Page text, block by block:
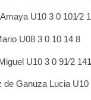
U10 3 0 101⁄2
U08 3 0 10 14 8
U10 3 0 91⁄2
Ganuza Lucia U10